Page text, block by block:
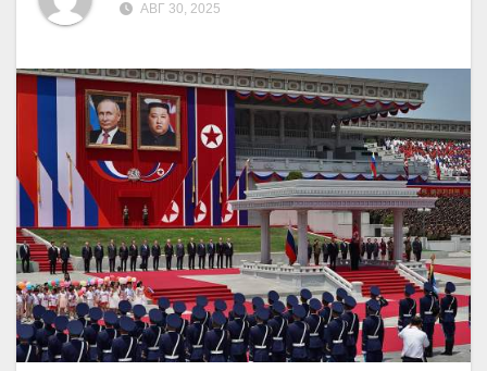
АВГ 30, 2025